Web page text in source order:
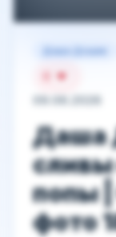
Даша Дошик
09.06.2026
Даша
сливы
попы
фото